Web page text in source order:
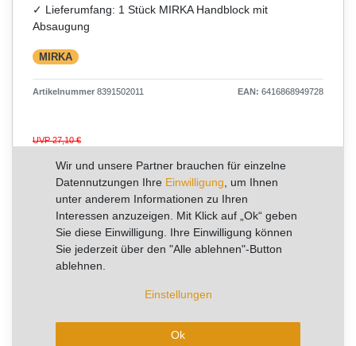
✓ Lieferumfang: 1 Stück MIRKA Handblock mit
Absaugung
MIRKA
Artikelnummer 8391502011 EAN: 6416868949728
UVP 27,10 €
16,85 €*
Inhalt1Stück
Grundpreis16,85 € / Stück
RABATT -38%
Artikel mit rel. kurzer Lieferzeit.
Wir und unsere Partner brauchen für einzelne
Datennutzungen Ihre Einwilligung , um Ihnen
unter anderem Informationen zu Ihren
Interessen anzuzeigen. Mit Klick auf „Ok“ geben
Sie diese Einwilligung. Ihre Einwilligung können
Sie jederzeit über den "Alle ablehnen"-Button
ablehnen.
Einstellungen
Ok